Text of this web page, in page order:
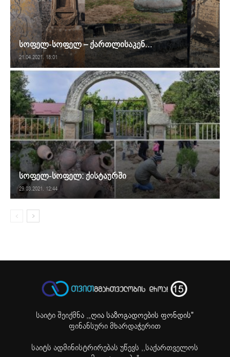
სოფელ-სოფელ – ქართლისაკენ…
21.04.2021. 18:01
სოფელ-სოფელ: ქისტაურში
29.03.2021. 12:44
საიტი შეიქმნა ,„ღია საზოგადოების ფონდის"
ფინანსური მხარდაჭერით
საიტს ადმინისტრირებას უწევს ,,საქართველოს